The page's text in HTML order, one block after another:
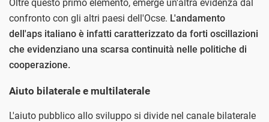
Oltre questo primo elemento, emerge un'altra evidenza dal
confronto con gli altri paesi dell'Ocse. L'andamento
dell'aps italiano è infatti caratterizzato da forti oscillazioni
che evidenziano una scarsa continuità nelle politiche di
cooperazione.
Aiuto bilaterale e multilaterale
L'aiuto pubblico allo sviluppo si divide nel canale bilaterale